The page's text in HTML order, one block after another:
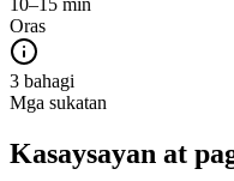
10–15 min
Oras
3 bahagi
Mga sukatan
Kasaysayan at